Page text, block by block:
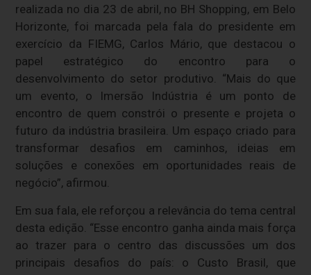
realizada no dia 23 de abril, no BH Shopping, em Belo
Horizonte, foi marcada pela fala do presidente em
exercício da FIEMG, Carlos Mário, que destacou o
papel estratégico do encontro para o
desenvolvimento do setor produtivo. “Mais do que
um evento, o Imersão Indústria é um ponto de
encontro de quem constrói o presente e projeta o
futuro da indústria brasileira. Um espaço criado para
transformar desafios em caminhos, ideias em
soluções e conexões em oportunidades reais de
negócio”, afirmou.
Em sua fala, ele reforçou a relevância do tema central
desta edição. “Esse encontro ganha ainda mais força
ao trazer para o centro das discussões um dos
principais desafios do país: o Custo Brasil, que